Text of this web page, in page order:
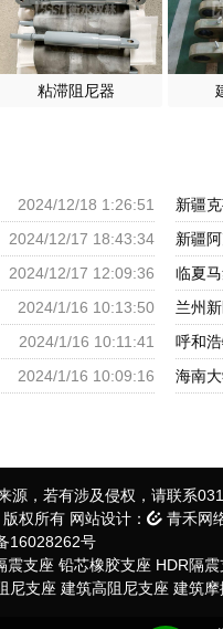
粘滞阻尼器
2024/12/18 1:26:51 新疆
2024/12/17 18:43:34 新疆
2024/12/17 12:09:36 临夏
2024/1/16 10:13:50 兰州
2024/1/16 10:11:41
2024/1/16 10:09:16 海南
，若有涉及侵权，请联系
权所有 网站设计：
青禾网
16028262号
震支座 铅芯橡胶支座 HDR隔震
尼支座 建筑高阻尼支座 建筑摩